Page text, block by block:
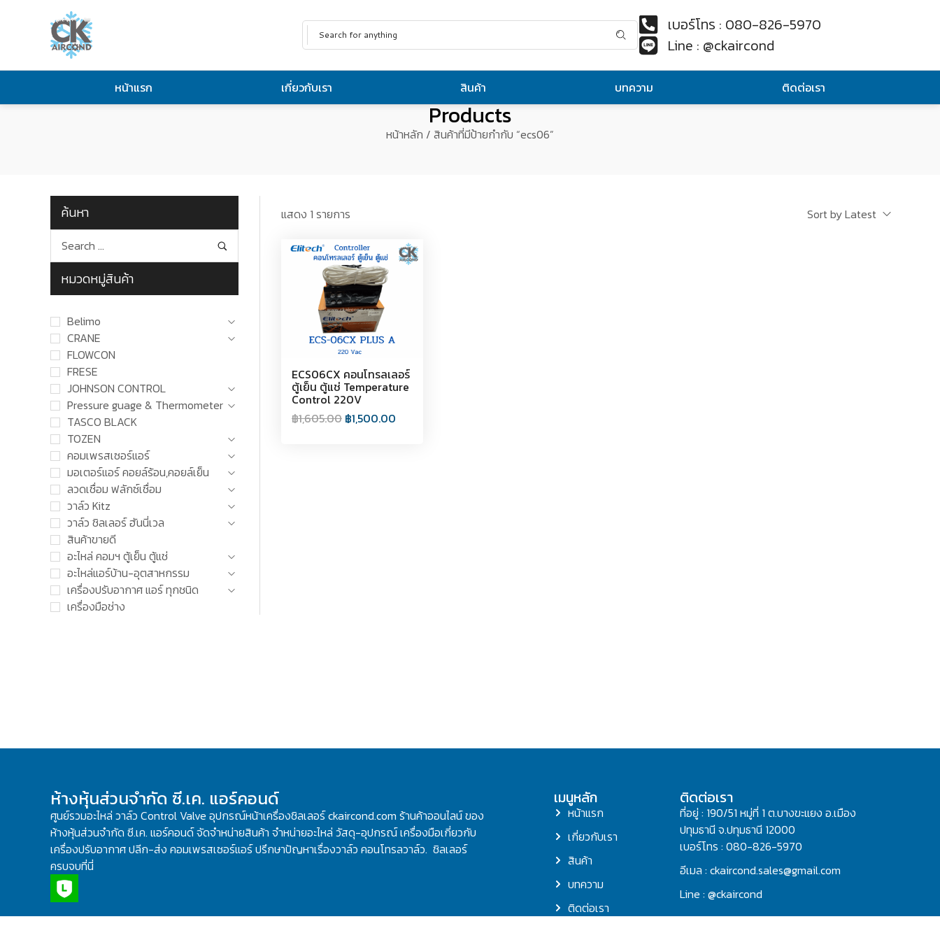
เบอร์โทร : 080-826-5970
Line : @ckaircond
หน้าแรก เกี่ยวกับเรา สินค้า บทความ ติดต่อเรา
Products
หน้าหลัก / สินค้าที่มีป้ายกำกับ “ecs06”
ค้นหา
หมวดหมู่สินค้า
Belimo
CRANE
FLOWCON
FRESE
JOHNSON CONTROL
Pressure guage & Thermometer
TASCO BLACK
TOZEN
คอมเพรสเซอร์แอร์
มอเตอร์แอร์ คอยล์ร้อน,คอยล์เย็น
ลวดเชื่อม ฟลักซ์เชื่อม
วาล์ว Kitz
วาล์ว ชิลเลอร์ ฮันนี่เวล
สินค้าขายดี
อะไหล่ คอมฯ ตู้เย็น ตู้แช่
อะไหล่แอร์บ้าน-อุตสาหกรรม
เครื่องปรับอากาศ แอร์ ทุกชนิด
เครื่องมือช่าง
แสดง 1 รายการ Sort by Latest
ECS06CX คอนโทรลเลอร์
ตู้เย็น ตู้แช่ Temperature
Control 220V
฿1,605.00 ฿1,500.00
ห้างหุ้นส่วนจำกัด ซี.เค. แอร์คอนด์
ศูนย์รวมอะไหล่ วาล์ว Control Valve อุปกรณ์หน้าเครื่องชิลเลอร์ ckaircond.com ร้านค้าออนไลน์ ของ
ห้างหุ้นส่วนจำกัด ซี.เค. แอร์คอนด์ จัดจำหน่ายสินค้า จำหน่ายอะไหล่ วัสดุ-อุปกรณ์ เครื่องมือเกี่ยวกับ
เครื่องปรับอากาศ ปลีก-ส่ง คอมเพรสเซอร์แอร์ ปรึกษาปัญหาเรื่องวาล์ว คอนโทรลวาล์ว. ชิลเลอร์
ครบจบที่นี่
เมนูหลัก
หน้าแรก
เกี่ยวกับเรา
สินค้า
บทความ
ติดต่อเรา
ติดต่อเรา
ที่อยู่ : 190/51 หมู่ที่ 1 ต.บางขะแยง อ.เมือง
ปทุมธานี จ.ปทุมธานี 12000
เบอร์โทร : 080-826-5970
อีเมล : ckaircond.sales@gmail.com
Line : @ckaircond